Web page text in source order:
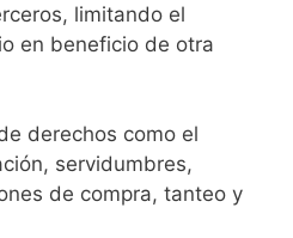
limitando el
en beneficio de otra
derechos como el
servidumbres,
de compra, tanteo y